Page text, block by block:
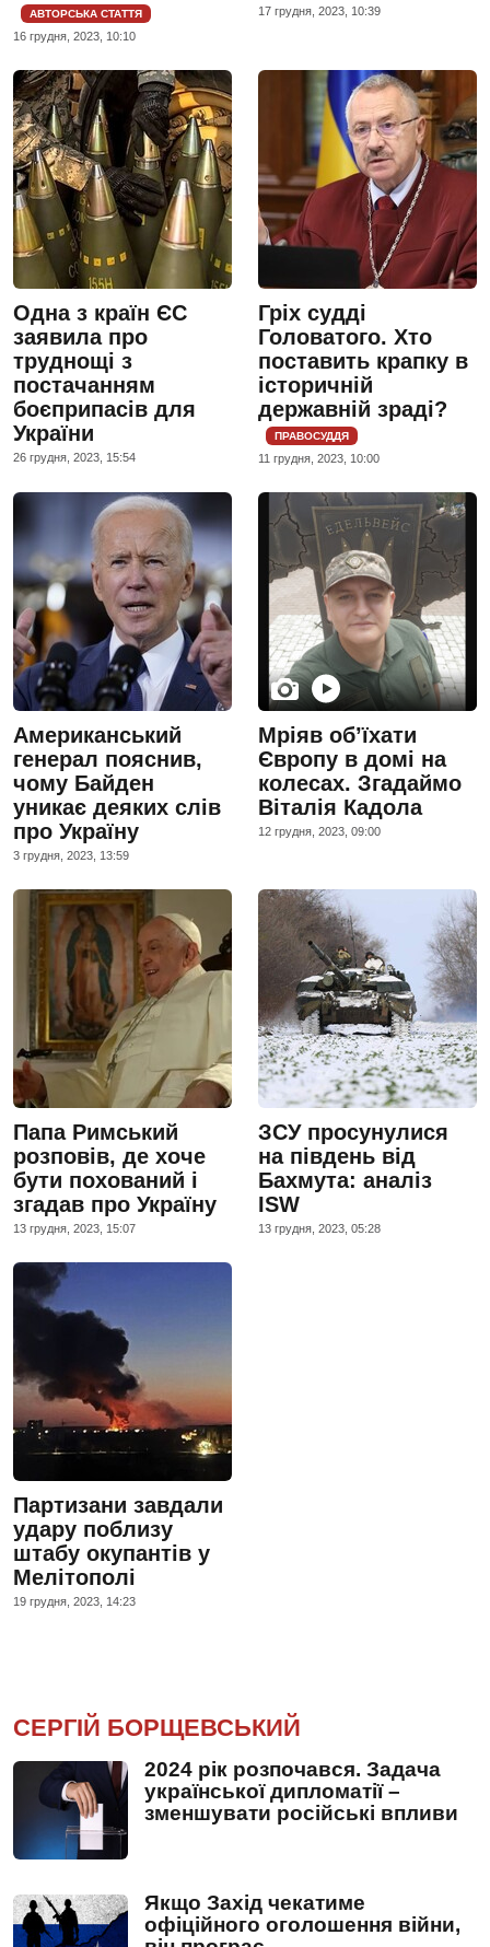
АВТОРСЬКА СТАТТЯ
16 грудня, 2023, 10:10
17 грудня, 2023, 10:39
Одна з країн ЄС
заявила про
труднощі з
постачанням
боєприпасів для
України
26 грудня, 2023, 15:54
Гріх судді
Головатого. Хто
поставить крапку в
історичній
державній зраді?
ПРАВОСУДДЯ
11 грудня, 2023, 10:00
Американський
генерал пояснив,
чому Байден
уникає деяких слів
про Україну
3 грудня, 2023, 13:59
Мріяв об’їхати
Європу в домі на
колесах. Згадаймо
Віталія Кадола
12 грудня, 2023, 09:00
Папа Римський
розповів, де хоче
бути похований і
згадав про Україну
13 грудня, 2023, 15:07
ЗСУ просунулися
на південь від
Бахмута: аналіз
ISW
13 грудня, 2023, 05:28
Партизани завдали
удару поблизу
штабу окупантів у
Мелітополі
19 грудня, 2023, 14:23
СЕРГІЙ БОРЩЕВСЬКИЙ
2024 рік розпочався. Задача
української дипломатії –
зменшувати російські впливи
Якщо Захід чекатиме
офіційного оголошення війни,